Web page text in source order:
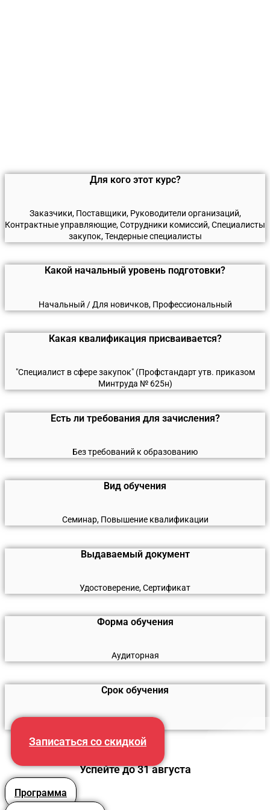
Для кого этот курс?
Заказчики, Поставщики, Руководители организаций,
Контрактные управляющие, Сотрудники комиссий, Специалисты
закупок, Тендерные специалисты
Какой начальный уровень подготовки?
Начальный / Для новичков, Профессиональный
Какая квалификация присваивается?
"Специалист в сфере закупок" (Профстандарт утв. приказом
Минтруда № 625н)
Есть ли требования для зачисления?
Без требований к образованию
Вид обучения
Семинар, Повышение квалификации
Выдаваемый документ
Удостоверение, Сертификат
Форма обучения
Аудиторная
Срок обучения
Записаться со скидкой
Успейте до 31 августа
Программа